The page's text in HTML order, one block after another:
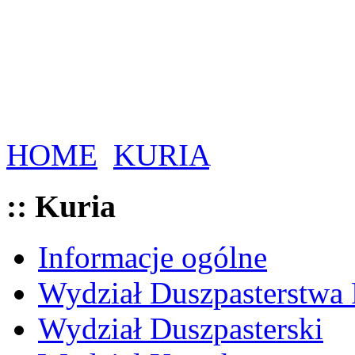
HOME KURIA
:: Kuria
Informacje ogólne
Wydział
Wydział Duszpasterski